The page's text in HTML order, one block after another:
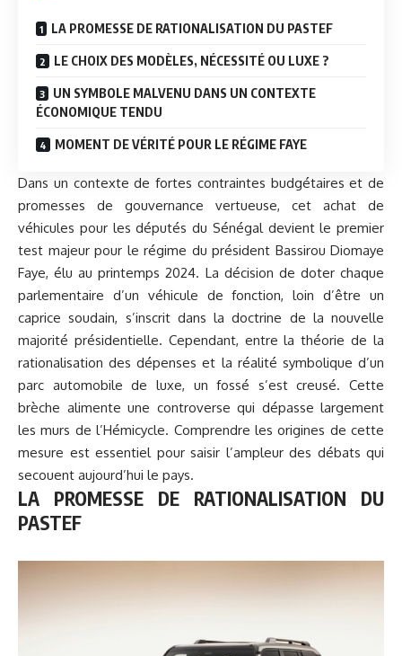
LA PROMESSE DE RATIONALISATION DU PASTEF
LE CHOIX DES MODÈLES, NÉCESSITÉ OU LUXE ?
UN SYMBOLE MALVENU DANS UN CONTEXTE
ÉCONOMIQUE TENDU
MOMENT DE VÉRITÉ POUR LE RÉGIME FAYE
Dans un contexte de fortes contraintes budgétaires et de
promesses de gouvernance vertueuse, cet achat de
véhicules pour les députés du Sénégal devient le premier
test majeur pour le régime du président Bassirou Diomaye
Faye, élu au printemps 2024. La décision de doter chaque
parlementaire d’un véhicule de fonction, loin d’être un
caprice soudain, s’inscrit dans la doctrine de la nouvelle
majorité présidentielle. Cependant, entre la théorie de la
rationalisation des dépenses et la réalité symbolique d’un
parc automobile de luxe, un fossé s’est creusé. Cette
brèche alimente une controverse qui dépasse largement
les murs de l’Hémicycle. Comprendre les origines de cette
mesure est essentielpour saisir l’ampleur des débats qui
secouent aujourd’hui le pays.
LA PROMESSE DE RATIONALISATION DU
PASTEF